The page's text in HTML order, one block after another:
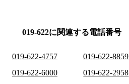
019-622に関連する電話番号
019-622-4757 019-622-8859
019-622-6000
019-622-2958